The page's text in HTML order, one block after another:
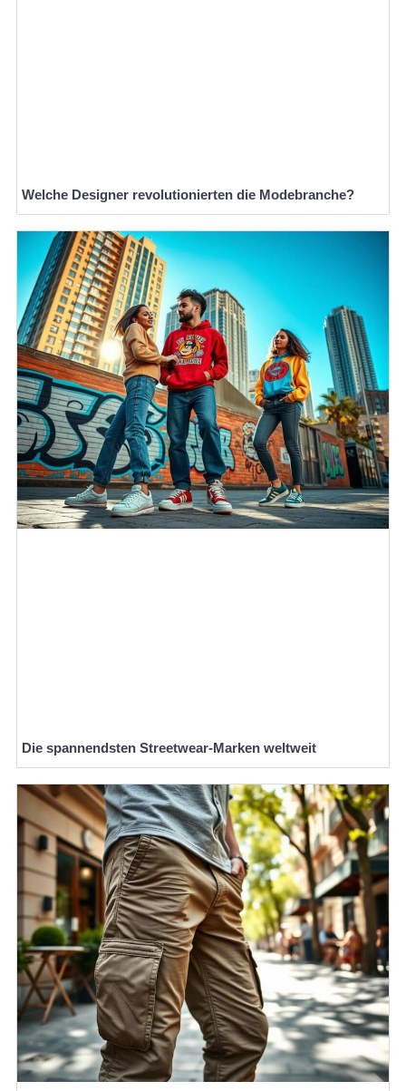
Welche Designer revolutionierten die Modebranche?
Die spannendsten Streetwear-Marken weltweit